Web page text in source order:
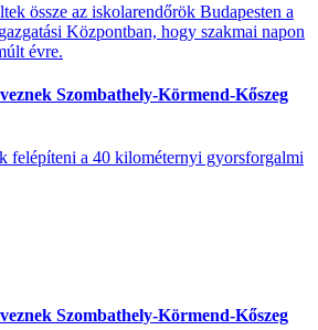
össze az iskolarendőrök Budapesten a
Központban, hogy szakmai napon
évre.
Szombathely-Körmend-Kőszeg
felépíteni a 40 kilométernyi gyorsforgalmi
Szombathely-Körmend-Kőszeg